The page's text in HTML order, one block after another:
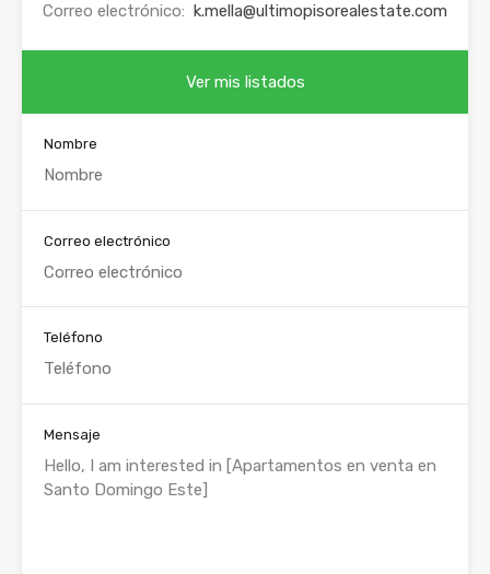
Correo electrónico: k.mella@ultimopisorealestate.com
Ver mis listados
Nombre
Correo electrónico
Teléfono
Mensaje